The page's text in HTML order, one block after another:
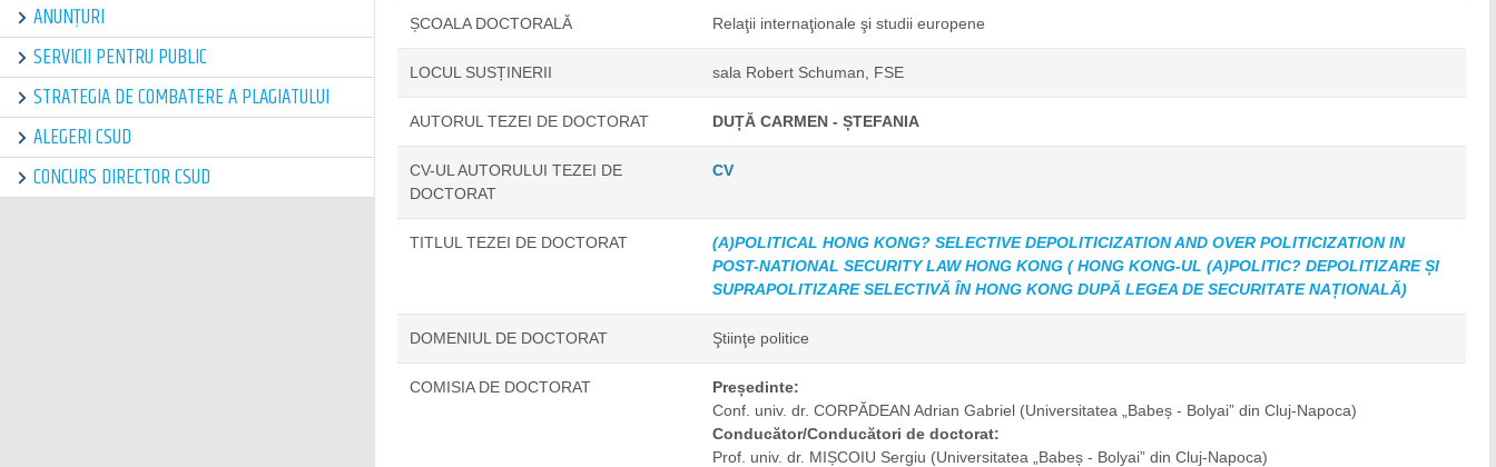
ANUNȚURI
SERVICII PENTRU PUBLIC
STRATEGIA DE COMBATERE A PLAGIATULUI
ALEGERI CSUD
CONCURS DIRECTOR CSUD
ȘCOALA DOCTORALĂ Relaţii internaţionale şi studii europene
LOCUL SUSȚINERII sala Robert Schuman, FSE
AUTORUL TEZEI DE DOCTORAT DUȚĂ CARMEN - ȘTEFANIA
CV-UL AUTORULUI TEZEI DE
DOCTORAT
CV
TITLUL TEZEI DE DOCTORAT
(A)POLITICAL HONG KONG? SELECTIVE DEPOLITICIZATION AND OVER POLITICIZATION IN
POST-NATIONAL SECURITY LAW HONG KONG ( HONG KONG-UL (A)POLITIC? DEPOLITIZARE ȘI
SUPRAPOLITIZARE SELECTIVĂ ÎN HONG KONG DUPĂ LEGEA DE SECURITATE NAȚIONALĂ)
DOMENIUL DE DOCTORAT Ştiinţe politice
COMISIA DE DOCTORAT
Președinte:
Conf. univ. dr. CORPĂDEAN Adrian Gabriel (Universitatea „Babeș - Bolyai” din Cluj-Napoca)
Conducător/Conducători de doctorat:
Prof. univ. dr. MIȘCOIU Sergiu (Universitatea „Babeș - Bolyai” din Cluj-Napoca)